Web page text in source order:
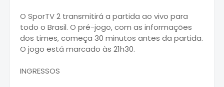
O SporTV 2 transmitirá a partida ao vivo para
todo o Brasil. O pré-jogo, com as informações
dos times, começa 30 minutos antes da partida.
O jogo está marcado às 21h30.
INGRESSOS